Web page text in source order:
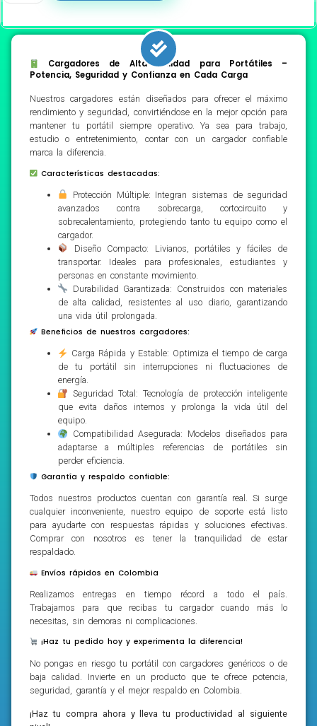
Cargadores de Alta Calidad para Portátiles –
Potencia, Seguridad y Confianza en Cada Carga
Nuestros cargadores están diseñados para ofrecer el máximo
rendimiento y seguridad, convirtiéndose en la mejor opción para
mantener tu portátil siempre operativo. Ya sea para trabajo,
estudio o entretenimiento, contar con un cargador confiable
marca la diferencia.
Características destacadas:
Protección Múltiple: Integran sistemas de seguridad
avanzados contra sobrecarga, cortocircuito y
sobrecalentamiento, protegiendo tanto tu equipo como el
cargador.
Diseño Compacto: Livianos, portátiles y fáciles de
transportar. Ideales para profesionales, estudiantes y
personas en constante movimiento.
Durabilidad Garantizada: Construidos con materiales
de alta calidad, resistentes al uso diario, garantizando
una vida útil prolongada.
Beneficios de nuestros cargadores:
Carga Rápida y Estable: Optimiza el tiempo de carga
de tu portátil sin interrupciones ni fluctuaciones de
energía.
Seguridad Total: Tecnología de protección inteligente
que evita daños internos y prolonga la vida útil del
equipo.
Compatibilidad Asegurada: Modelos diseñados para
adaptarse a múltiples referencias de portátiles sin
perder eficiencia.
Garantía y respaldo confiable:
Todos nuestros productos cuentan con garantía real. Si surge
cualquier inconveniente, nuestro equipo de soporte está listo
para ayudarte con respuestas rápidas y soluciones efectivas.
Comprar con nosotros es tener la tranquilidad de estar
respaldado.
Envíos rápidos en Colombia
Realizamos entregas en tiempo récord a todo el país.
Trabajamos para que recibas tu cargador cuando más lo
necesitas, sin demoras ni complicaciones.
¡Haz tu pedido hoy y experimenta la diferencia!
No pongas en riesgo tu portátil con cargadores genéricos o de
baja calidad. Invierte en un producto que te ofrece potencia,
seguridad, garantía y el mejor respaldo en Colombia.
¡Haz tu compra ahora y lleva tu productividad al siguiente